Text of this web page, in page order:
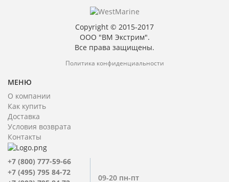
Copyright © 2015-2017
ООО "ВМ Экстрим".
Все права защищены.
Политика конфиденциальности
МЕНЮ
О компании
Как купить
Доставка
Условия возврата
Контакты
+7 (800) 777-59-66
+7 (495) 795 84-72
09-20 пн-пт